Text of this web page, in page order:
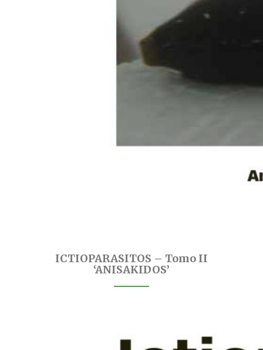
ICTIOPARASITOS – Tomo II
‘ANISAKIDOS’